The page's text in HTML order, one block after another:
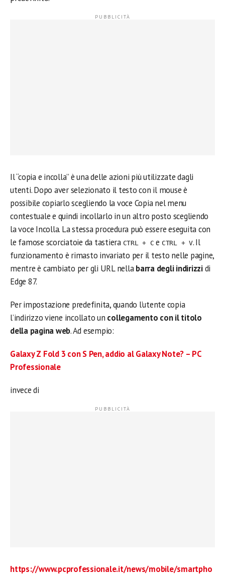
Il “copia e incolla” è una delle azioni più utilizzate dagli
utenti. Dopo aver selezionato il testo con il mouse è
possibile copiarlo scegliendo la voce Copia nel menu
contestuale e quindi incollarlo in un altro posto scegliendo
la voce Incolla. La stessa procedura può essere eseguita con
le famose scorciatoie da tastiera CTRL + C e CTRL + V. Il
funzionamento è rimasto invariato per il testo nelle pagine,
mentre è cambiato per gli URL nellabarra degli indirizzidi
Edge 87.
Per impostazione predefinita, quando l’utente copia
l’indirizzo viene incollato un collegamento con il titolo
della pagina web. Ad esempio:
Galaxy Z Fold 3 con S Pen, addio al Galaxy Note? – PC
Professionale
invece di
https://www.pcprofessionale.it/news/mobile/smartpho